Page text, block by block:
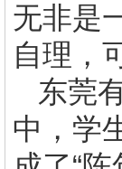
无非是
自理，
东莞
中，学